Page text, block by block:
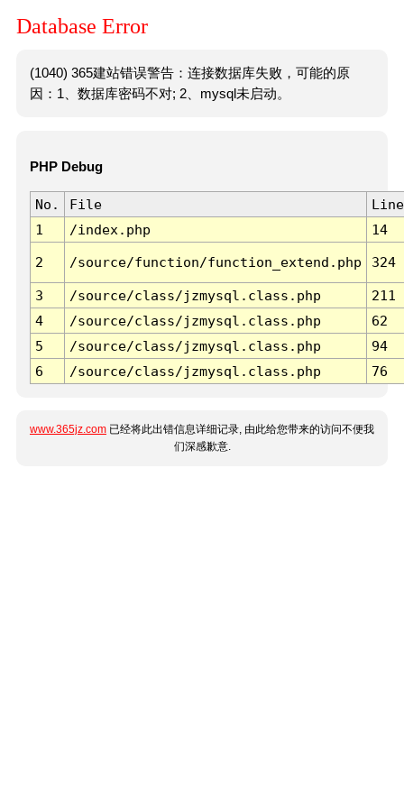
Database Error
(1040) 365建站错误警告：连接数据库失败，可能的原
因：1、数据库密码不对; 2、mysql未启动。
PHP Debug
No. File
Line
1
/index.php 14
2 /source/function/function_extend.php 324
3 /source/class/jzmysql.class.php
211
4
/source/class/jzmysql.class.php
62
5
/source/class/jzmysql.class.php
94
6
/source/class/jzmysql.class.php 76
www.365jz.com 已经将此出错信息详细记录, 由此给您带来的访问不便我
们深感歉意.